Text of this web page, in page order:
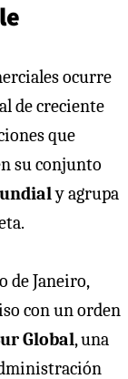
ocurre
de creciente
que
su conjunto
y agrupa
de Janeiro,
con un orden
Global, una